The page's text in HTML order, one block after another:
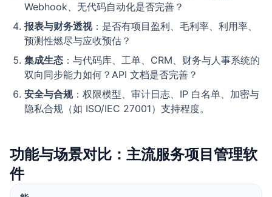
Webhook、无代码自动化是否完善？
报表与财务透视：是否有项目盈利、毛利率、利用率、
预测性燃尽与应收预估？
集成生态 ：与代码库、工单、CRM、财务与人事系统的
双向同步能力如何？API 文档是否完善？
安全与合规：权限模型、审计日志、IP 白名单、加密与
隐私合规（如 ISO/IEC 27001）支持程度。
功能与场景对比：主流服务项目管理软
件